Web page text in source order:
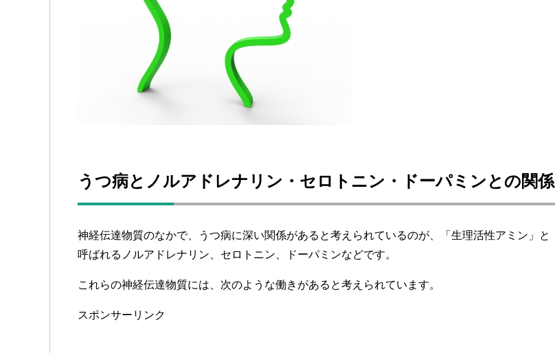
うつ病とノルアドレナリン・セロトニン・ドーパミンとの関係
神経伝達物質のなかで、うつ病に深い関係があると考えられているのが、「生理活性アミン」と
呼ばれるノルアドレナリン、セロトニン、ドーパミンなどです。
これらの神経伝達物質には、次のような働きがあると考えられています。
スポンサーリンク